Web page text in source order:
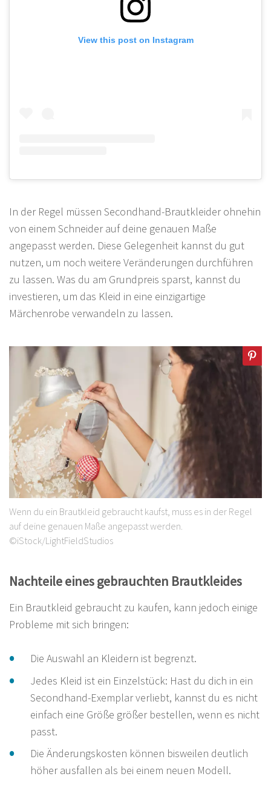
View this post on Instagram
In der Regel müssen Secondhand-Brautkleider ohnehin
von einem Schneider auf deine genauen Maße
angepasst werden. Diese Gelegenheit kannst du gut
nutzen, um noch weitere Veränderungen durchführen
zu lassen. Was du am Grundpreis sparst, kannst du
investieren, um das Kleid in eine einzigartige
Märchenrobe verwandeln zu lassen.
Wenn du ein Brautkleid gebraucht kaufst, muss es in der Regel
auf deine genauen Maße angepasst werden.
©iStock/LightFieldStudios
Nachteile eines gebrauchten Brautkleides
Ein Brautkleid gebraucht zu kaufen, kann jedoch einige
Probleme mit sich bringen:
Die Auswahl an Kleidern ist begrenzt.
Jedes Kleid ist ein Einzelstück: Hast du dich in ein
Secondhand-Exemplar verliebt, kannst du es nicht
einfach eine Größe größer bestellen, wenn es nicht
passt.
Die Änderungskosten können bisweilen deutlich
höher ausfallen als bei einem neuen Modell.